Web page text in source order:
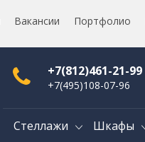
Вакансии Портфолио
+7(812)461-21-99
+7(495)108-07-96
Стеллажи Шкафы